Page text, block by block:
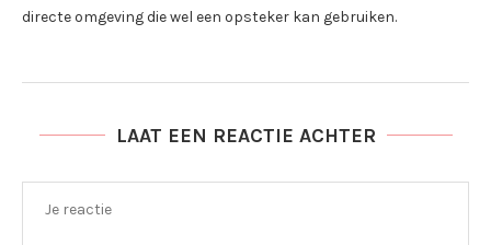
directe omgeving die wel een opsteker kan gebruiken.
LAAT EEN REACTIE ACHTER